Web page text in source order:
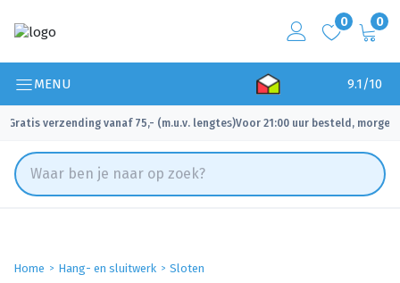
0 0
MENU 9.1/10
Gratis verzending vanaf 75,- (m.u.v. lengtes)
✓ Voor 21:00 uur besteld, morgen
Home Hang- en sluitwerk Sloten